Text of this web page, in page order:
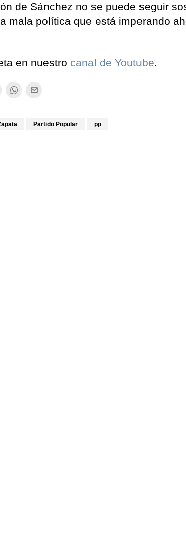
de Sánchez no se puede seguir
mala política que está imperando
en nuestro canal de Youtube.
Partido Popular pp